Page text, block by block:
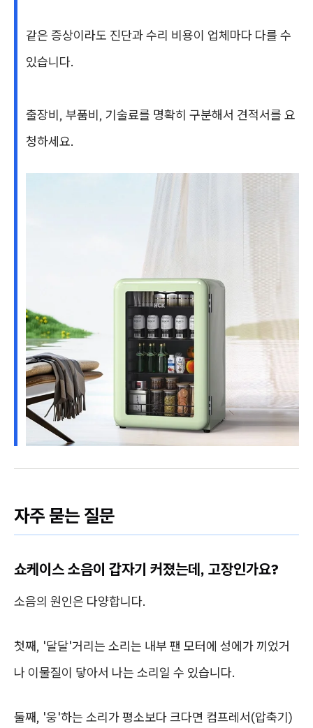
같은 증상이라도 진단과 수리 비용이 업체마다 다를 수
있습니다.
출장비, 부품비, 기술료를 명확히 구분해서 견적서를 요
청하세요.
자주 묻는 질문
쇼케이스 소음이 갑자기 커졌는데, 고장인가요?
소음의 원인은 다양합니다.
첫째, '달달'거리는 소리는 내부 팬 모터에 성에가 끼었거
나 이물질이 닿아서 나는 소리일 수 있습니다.
둘째, '웅'하는 소리가 평소보다 크다면 컴프레서(압축기)